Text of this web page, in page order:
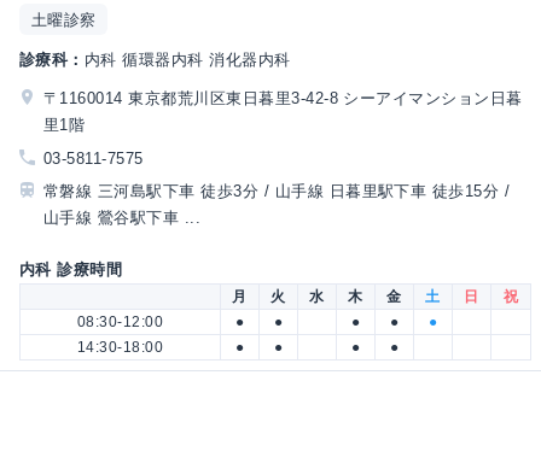
土曜診察
診療科： 内科 循環器内科 消化器内科
〒1160014 東京都荒川区東日暮里3-42-8 シーアイマンション日暮
里1階
03-5811-7575
常磐線 三河島駅下車 徒歩3分 / 山手線 日暮里駅下車 徒歩15分 /
山手線 鶯谷駅下車 ...
内科 診療時間
月 火 水 木 金 土 日
祝
08:30-12:00
● ● ● ●
●
14:30-18:00
● ● ● ●